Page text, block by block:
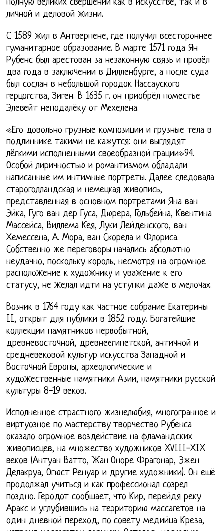
полную великих свершений как в искусстве, так и в
личной и деловой жизни.
С 1589 жил в Антверпене, где получил всестороннее
гуманитарное образование. В марте 1571 года Ян
Рубенс был арестован за незаконную связь и провёл
два года в заключении в Дилленбурге, а после суда
был сослан в небольшой городок Нассауского
герцогства, Зиген. В 1635 г. он приобрёл поместье
Элевейт неподалёку от Мехелена.
«Его довольно грузные композиции и грузные тела в
подлиннике такими не кажутся: они выглядят
лёгкими исполненными своеобразной грации»94.
Особой лиричностью и романтизмом обладали
написанные им интимные портреты. Далее следовала
староголландская и немецкая живопись,
представленная в основном портретами Яна ван
Эйка, Гуго ван дер Гуса, Дюрера, Гольбейна, Квентина
Массейса, Виллема Кея, Луки Лейденского, ван
Хемессена, А. Мора, ван Скорела и Флориса.
Собственно же переговоры начались абсолютно
неудачно, поскольку король, несмотря на огромное
расположение к художнику и уважение к его
статусу, не желал идти на уступки даже в мелочах.
Возник в 1764 году как частное собрание Екатерины
II, открыт для публики в 1852 году. Богатейшие
коллекции памятников первобытной,
древневосточной, древнеегипетской, античной и
средневековой культур искусства Западной и
Восточной Европы, археологические и
художественные памятники Азии, памятники русской
культуры 8-19 веков.
Исполненное страстного жизнелюбия, многогранное и
виртуозное по мастерству творчество Рубенса
оказало огромное воздействие на фламандских
живописцев, на множество художников XVIII-XIX
веков (Антуан Ватто, Жан Оноре Фрагонар, Эжен
Делакруа, Огюст Ренуар и другие художники). Он ещё
продолжал учиться и как профессионал созрел
поздно. Геродот сообщает, что Кир, перейдя реку
Аракс и углубившись на территорию массагетов на
один дневной переход, по совету медийца Креза,